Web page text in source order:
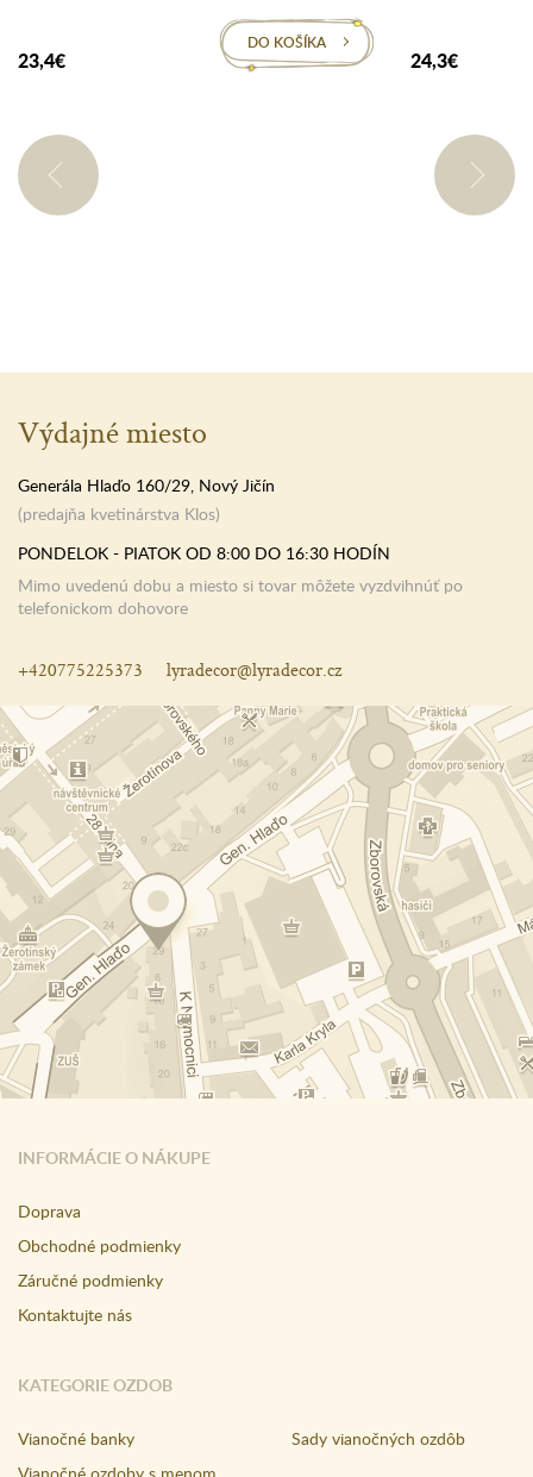
23,4€
DO KOŠÍKA
24,3€
INFORMÁCIE O NÁKUPE
Doprava
Obchodné podmienky
Záručné podmienky
Kontaktujte nás
KATEGORIE OZDOB
Vianočné banky
Sady vianočných ozdôb
Výdajné miesto
Generála Hlaďo 160/29, Nový Jičín
(predajňa kvetinárstva Klos)
PONDELOK - PIATOK OD 8:00 DO 16:30 HODÍN
Mimo uvedenú dobu a miesto si tovar môžete vyzdvihnúť po
telefonickom dohovore
+420775225373 lyradecor@lyradecor.cz